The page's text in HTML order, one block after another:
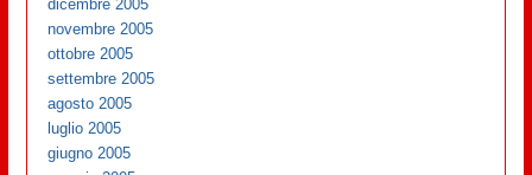
dicembre 2005
novembre 2005
ottobre 2005
settembre 2005
agosto 2005
luglio 2005
giugno 2005